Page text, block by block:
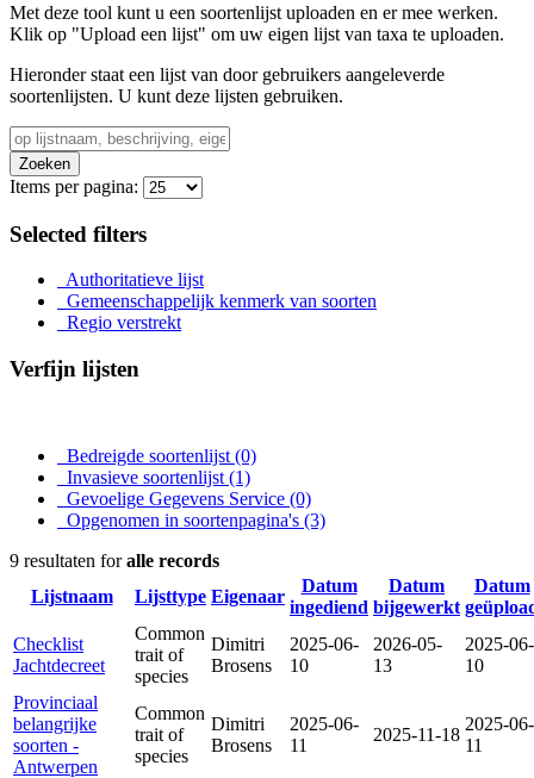
Met deze tool kunt u een soortenlijst uploaden en er mee werken.
Klik op "Upload een lijst" om uw eigen lijst van taxa te uploaden.
Hieronder staat een lijst van door gebruikers aangeleverde
soortenlijsten. U kunt deze lijsten gebruiken.
Zoeken
Items per pagina:
Selected filters
Authoritatieve lijst
Gemeenschappelijk kenmerk van soorten
Regio verstrekt
Verfijn lijsten
Bedreigde soortenlijst (0)
Invasieve soortenlijst (1)
Gevoelige Gegevens Service (0)
Opgenomen in soortenpagina's (3)
9 resultaten foralle records
Lijstnaam
Lijsttype Eigenaar
Datum
ingediend
Datum
bijgewerkt
Datum
Checklist
Jachtdecreet
Common
trait of
species
Dimitri
Brosens
2025-06-
10
2026-05-
13
2025-06-
10
Provinciaal
belangrijke
soorten -
Antwerpen
Common
trait of
species
Dimitri
Brosens
2025-06-
11
2025-11-18
2025-06-
11